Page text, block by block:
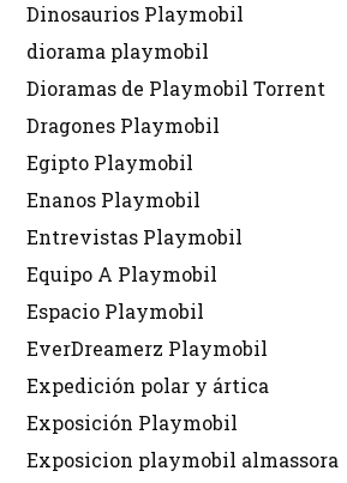
Dinosaurios Playmobil
diorama playmobil
Dioramas de Playmobil Torrent
Dragones Playmobil
Egipto Playmobil
Enanos Playmobil
Entrevistas Playmobil
Equipo A Playmobil
Espacio Playmobil
EverDreamerz Playmobil
Expedición polar y ártica
Exposición Playmobil
Exposicion playmobil almassora